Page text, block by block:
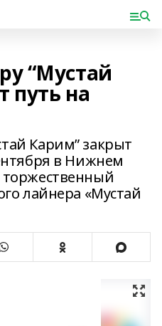
“Мустай
путь на
Карим” закрыт
в Нижнем
торжественный
лайнера «Мустай